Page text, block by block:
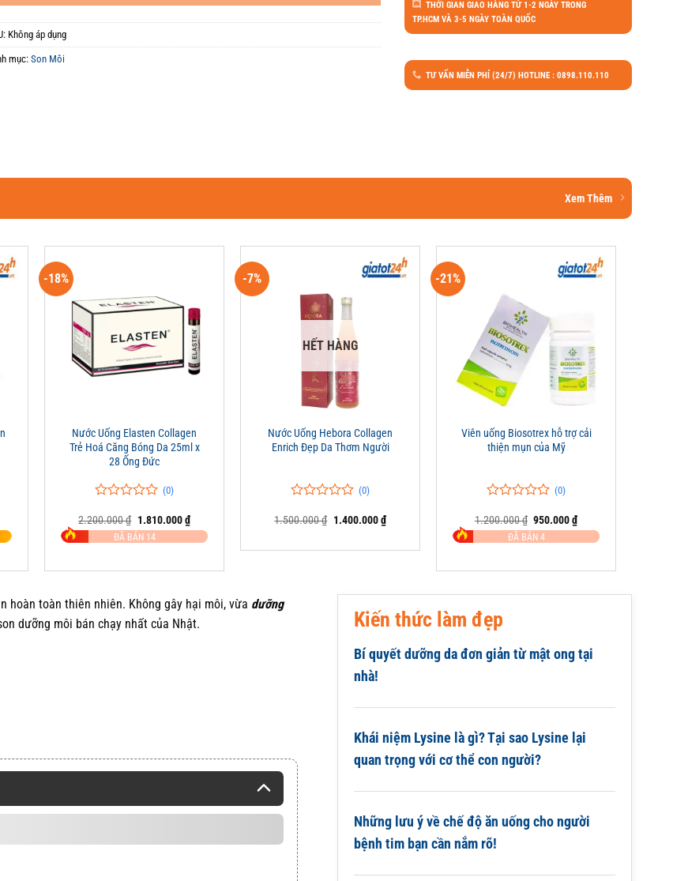
Không áp dụng
mục:Son Môi
THỜI GIAN GIAO HÀNG TỪ 1-2 NGÀY TRONG
TP.HCM VÀ 3-5 NGÀY TOÀN QUỐC
TƯ VẤN MIỄN PHÍ (24/7) HOTLINE : 0898.110.110
Xem Thêm
-18%
Nước Uống Elasten Collagen
Trẻ Hoá Căng Bóng Da 25ml x
28 Ống Đức
trên
5
đánh
(0)
2.200.000₫ Giá
gốc
là:
1.810.000₫Giá
hiện
tại
ĐÃ BÁN 14
-7%
HẾT HÀNG
Nước Uống Hebora Collagen
Enrich Đẹp Da Thơm Người
trên
(0)
1.500.000₫ Giá
1.500.000 ₫.
1.400.000₫Giá
hiện
là:
-21%
Viên uống Biosotrex hỗ trợ cải
thiện mụn của Mỹ
trên
5
đánh
(0)
1.200.000₫ Giá
gốc
là:
950.000₫Giá
hiện
tại
ĐÃ BÁN 4
hoàn toàn thiên nhiên. Không gây hại môi, vừa dưỡng
dưỡng môi bán chạy nhất của Nhật. Kiến thức làm đẹp
Bí quyết dưỡng da đơn giản từ mật ong tại
nhà!
Khái niệm Lysine là gì? Tại sao Lysine lại
quan trọng với cơ thể con người?
Những lưu ý về chế độ ăn uống cho người
bệnh tim bạn cần nắm rõ!